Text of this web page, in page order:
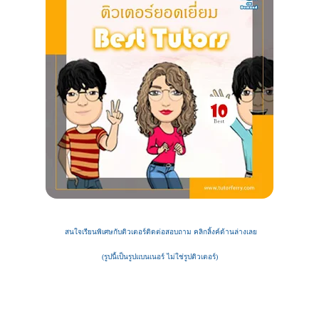
สนใจเรียนพิเศษกับติวเตอร์ติดต่อสอบถาม คลิกลิ้งค์ด้านล่างเลย
(รูปนี้เป็นรูปแบนเนอร์ ไม่ใช่รูปติวเตอร์)